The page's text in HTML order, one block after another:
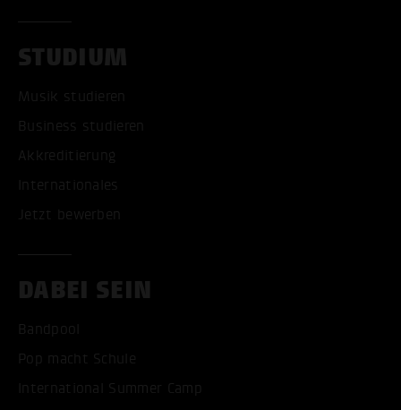
STUDIUM
Musik studieren
Business studieren
Akkreditierung
Internationales
Jetzt bewerben
DABEI SEIN
Bandpool
Pop macht Schule
International Summer Camp